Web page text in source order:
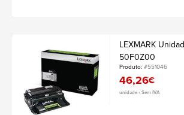
LEXMARK
50F0Z00
Produto:#551046
46,26€
unidade • Sem IVA